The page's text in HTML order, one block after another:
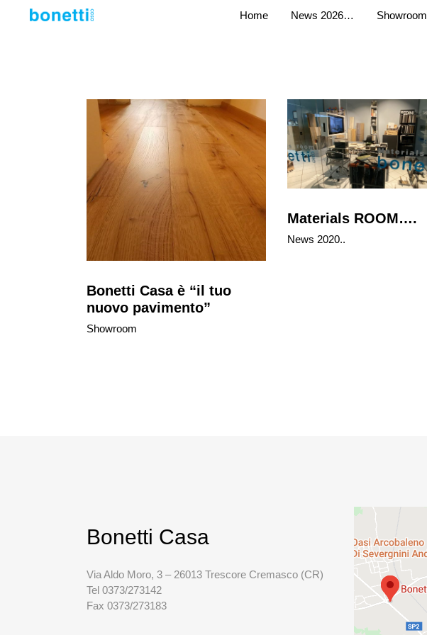
Home News 2026… Showroom
Bonetti Casa è “il tuo
nuovo pavimento”
Showroom
Materials ROOM….
News 2020..
Bonetti Casa
Via Aldo Moro, 3 – 26013 Trescore Cremasco (CR)
Tel 0373/273142
Fax 0373/273183